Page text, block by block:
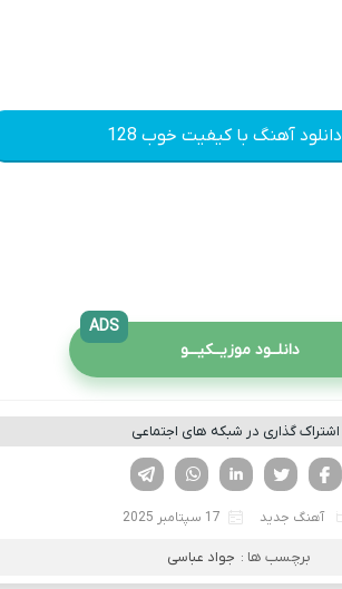
دانلود آهنگ با کیفیت خوب 128
دانلــود موزیــکیـــو
ADS
اشتراک گذاری در شبکه های اجتماعی
لینکدین تویتر
فیسوک
آهنگ جدید 17 سپتامبر 2025
برچسب ها : جواد عباسی